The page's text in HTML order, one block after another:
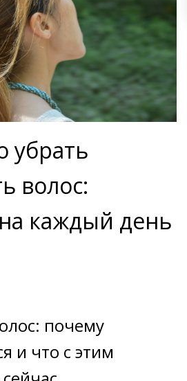
убрать
волос:
каждый день
почему
и что с этим